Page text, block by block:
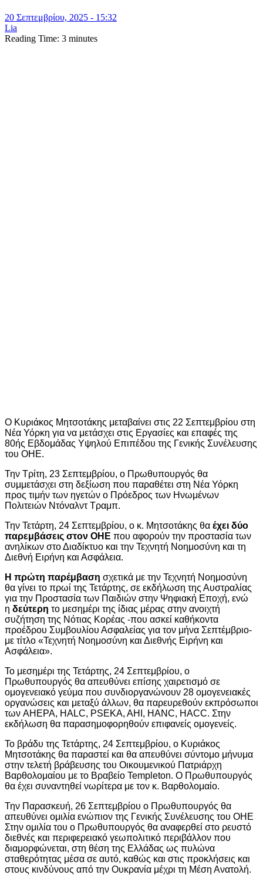
20 Σεπτεμβρίου, 2025 - 15:32
Lia
Reading Time: 3 minutes
Ο Κυριάκος Μητσοτάκης μεταβαίνει στις 22 Σεπτεμβρίου στη
Νέα Υόρκη για να μετάσχει στις Εργασίες και επαφές της
80ής Εβδομάδας Υψηλού Επιπέδου της Γενικής Συνέλευσης
του ΟΗΕ.
Την Τρίτη, 23 Σεπτεμβρίου, ο Πρωθυπουργός θα
συμμετάσχει στη δεξίωση που παραθέτει στη Νέα Υόρκη
προς τιμήν των ηγετών ο Πρόεδρος των Ηνωμένων
Πολιτειών Ντόναλντ Τραμπ.
Την Τετάρτη, 24 Σεπτεμβρίου, ο κ. Μητσοτάκης θα έχει δύο
παρεμβάσεις στον ΟΗΕ που αφορούν την προστασία των
ανηλίκων στο Διαδίκτυο και την Τεχνητή Νοημοσύνη και τη
Διεθνή Ειρήνη και Ασφάλεια.
Η πρώτη παρέμβαση σχετικά με την Τεχνητή Νοημοσύνη
θα γίνει το πρωί της Τετάρτης, σε εκδήλωση της Αυστραλίας
για την Προστασία των Παιδιών στην Ψηφιακή Εποχή, ενώ
η δεύτερη το μεσημέρι της ίδιας μέρας στην ανοιχτή
συζήτηση της Νότιας Κορέας -που ασκεί καθήκοντα
προέδρου Συμβουλίου Ασφαλείας για τον μήνα Σεπτέμβριο-
με τίτλο «Τεχνητή Νοημοσύνη και Διεθνής Ειρήνη και
Ασφάλεια».
Το μεσημέρι της Τετάρτης, 24 Σεπτεμβρίου, ο
Πρωθυπουργός θα απευθύνει επίσης χαιρετισμό σε
ομογενειακό γεύμα που συνδιοργανώνουν 28 ομογενειακές
οργανώσεις και μεταξύ άλλων, θα παρευρεθούν εκπρόσωποι
των AHEPA, HALC, PSEKA, AHI, HANC, HACC. Στην
εκδήλωση θα παρασημοφορηθούν επιφανείς ομογενείς.
Το βράδυ της Τετάρτης, 24 Σεπτεμβρίου, ο Κυριάκος
Μητσοτάκης θα παραστεί και θα απευθύνει σύντομο μήνυμα
στην τελετή βράβευσης του Οικουμενικού Πατριάρχη
Βαρθολομαίου με το Βραβείο Templeton. Ο Πρωθυπουργός
θα έχει συναντηθεί νωρίτερα με τον κ. Βαρθολομαίο.
Την Παρασκευή, 26 Σεπτεμβρίου ο Πρωθυπουργός θα
απευθύνει ομιλία ενώπιον της Γενικής Συνέλευσης του ΟΗΕ
Στην ομιλία του ο Πρωθυπουργός θα αναφερθεί στο ρευστό
διεθνές και περιφερειακό γεωπολιτικό περιβάλλον που
διαμορφώνεται, στη θέση της Ελλάδας ως πυλώνα
σταθερότητας μέσα σε αυτό, καθώς και στις προκλήσεις και
στους κινδύνους από την Ουκρανία μέχρι τη Μέση Ανατολή.